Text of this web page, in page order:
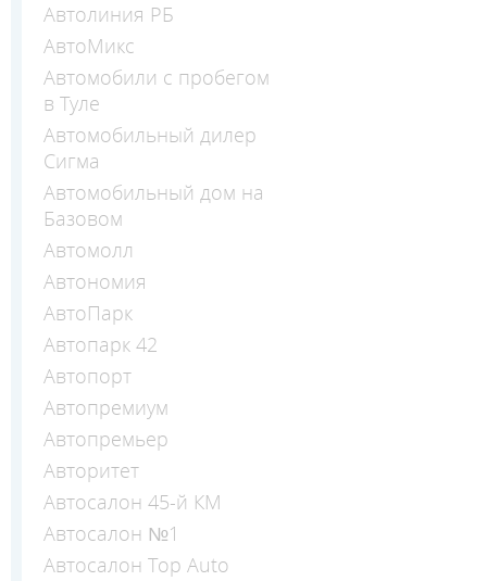
Автолиния РБ
АвтоМикс
Автомобили с пробегом
в Туле
Автомобильный дилер
Сигма
Автомобильный дом на
Базовом
Автомолл
Автономия
АвтоПарк
Автопарк 42
Автопорт
Автопремиум
Автопремьер
Авторитет
Автосалон 45-й КМ
Автосалон №1
Автосалон Top Auto